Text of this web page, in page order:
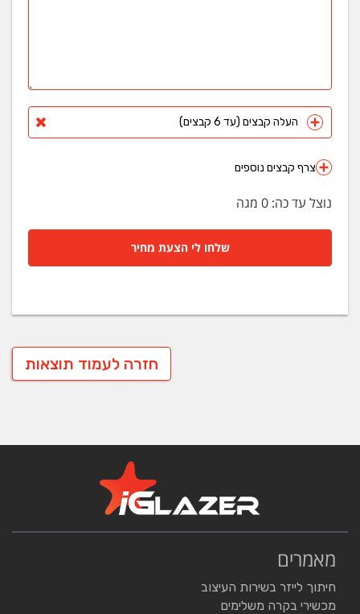
העלה קבצים (עד 6 קבצים)
צרף קבצים נוספים
נוצל עד כה: 0 מגה
שלחו לי הצעת מחיר
חזרה לעמוד תוצאות
מאמרים
חיתוך לייזר בשירות העיצוב
מכשירי בקרה משלימים